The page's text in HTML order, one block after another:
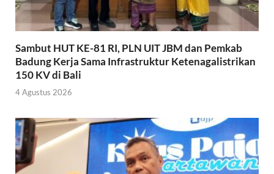
Sambut HUT KE-81 RI, PLN UIT JBM dan Pemkab
Badung Kerja Sama Infrastruktur Ketenagalistrikan
150 KV di Bali
4 Agustus 2026